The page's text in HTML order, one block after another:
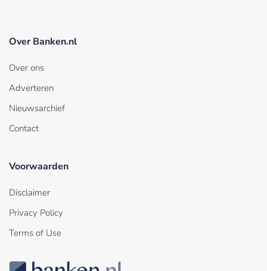
Over Banken.nl
Over ons
Adverteren
Nieuwsarchief
Contact
Voorwaarden
Disclaimer
Privacy Policy
Terms of Use